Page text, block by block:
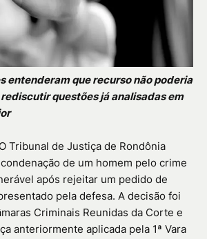
entenderam que recurso não poderia
questões já analisadas em
O Tribunal de Justiça de Rondônia
de um homem pelo crime
após rejeitar um pedido de
pela defesa. A decisão foi
Criminais Reunidas da Corte e
anteriormente aplicada pela 1ª Vara